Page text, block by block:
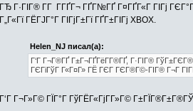
ГЂ Г·ГІГ® Г­Г Г­ГҐГ¬ ГҐГ№ГҐ Г¤ГҐГ«Г ГІГј
Г„Г«Гї ГЁГЈГ°Г ГІГјГ±Гї ГҐГ±ГІГј XBOX.
Helen_NJ писал(а):
Г‘Г Г¬Г®ГҐ Г±Г¬ГҐГёГ­Г®ГҐ, Г·ГІГ®
ГЄГіГўГ Г«Г¤Г» ГЁ ГЄГ ГЄГ®Г©-ГІГ® Г¬Г
Г‘Г Г¬Г»Г© ГЇГ°Г ГўГЁГ«ГјГ­Г»Г© Г±ГЇГ®Г±Г®ГЎ